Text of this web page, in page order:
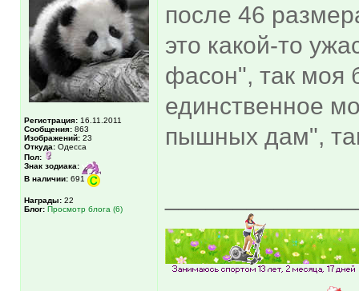
Регистрация: 16.11.2011
Сообщения: 863
Изображений: 23
Откуда: Одесса
Пол:
Знак зодиака:
В наличии: 691
Награды: 22
Блог: Просмотр блога (6)
после 46
это какой-то
фасон", так моя
единственное
пышных дам",